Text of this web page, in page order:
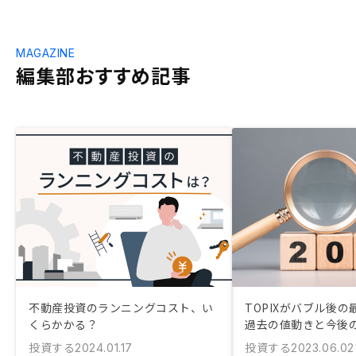
編集部おすすめ記事
MAGAZINE
不動産投資のランニングコスト、い
くらかかる？
投資する2024.01.17
TOPIXがバブル後の
過去の値動きと今後
投資する2023.06.02